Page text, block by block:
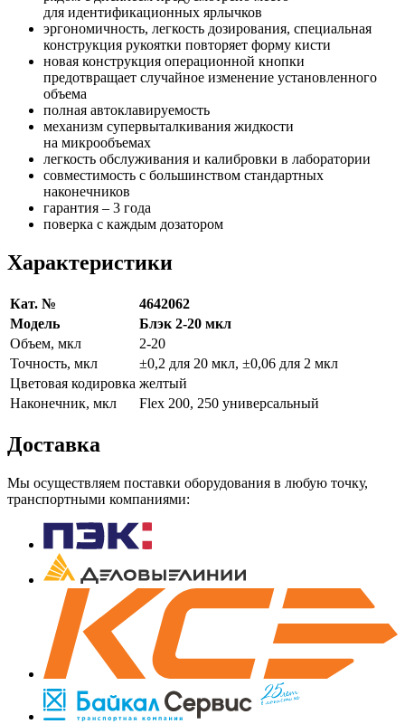
для идентификационных ярлычков
эргономичность, легкость дозирования, специальная
конструкция рукоятки повторяет форму кисти
новая конструкция операционной кнопки
предотвращает случайное изменение установленного
объема
полная автоклавируемость
механизм супервыталкивания жидкости
на микрообъемах
легкость обслуживания и калибровки в лаборатории
совместимость с большинством стандартных
наконечников
гарантия – 3 года
поверка с каждым дозатором
Характеристики
Кат. №
4642062
Модель
Блэк 2-20 мкл
Объем, мкл
2-20
Точность, мкл
±0,2 для 20 мкл, ±0,06 для 2 мкл
Цветовая кодировка желтый
Наконечник, мкл
Flex 200, 250 универсальный
Доставка
Мы осуществляем поставки оборудования в любую точку,
транспортными компаниями: